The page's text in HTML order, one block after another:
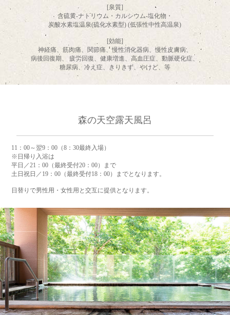
[泉質]
含硫黄-ナトリウム・カルシウム-塩化物・
炭酸水素塩温泉(硫化水素型) (低張性中性高温泉)
[効能]
神経痛、筋肉痛、関節痛、慢性消化器病、慢性皮膚病、
病後回復期、 疲労回復、健康増進、高血圧症、動脈硬化症、
糖尿病、冷え症、きりきず、やけど、等
森の天空露天風呂
11：00～翌9：00（8：30最終入場）
※日帰り入浴は
平日／21：00（最終受付20：00）まで
土日祝日／19：00（最終受付18：00）までとなります。
日替りで男性用・女性用と交互に提供となります。